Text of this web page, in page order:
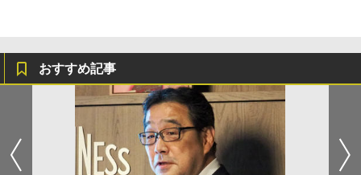
おすすめ記事